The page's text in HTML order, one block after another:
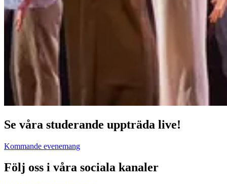
Se våra studerande uppträda live!
Kommande evenemang
Följ oss i våra sociala kanaler